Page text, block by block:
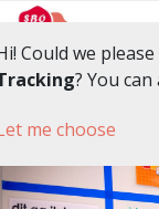
Could we
? You
me choose